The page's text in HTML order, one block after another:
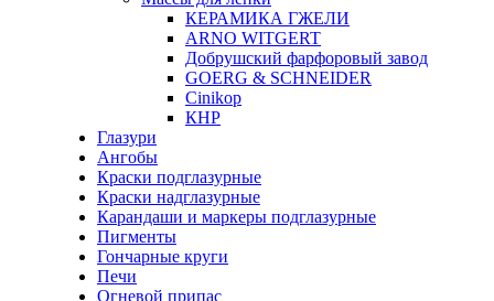
КЕРАМИКА ГЖЕЛИ
ARNO WITGERT
Добрушский фарфоровый завод
GOERG & SCHNEIDER
Cinikop
КНР
Глазури
Ангобы
Краски подглазурные
Краски надглазурные
Карандаши и маркеры подглазурные
Пигменты
Гончарные круги
Печи
Огневой припас